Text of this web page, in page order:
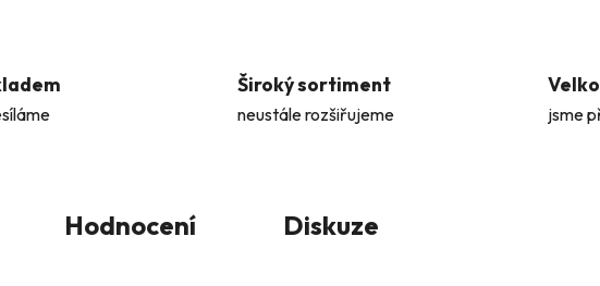
Široký sortiment
neustále rozšiřujeme jsme
Hodnocení Diskuze